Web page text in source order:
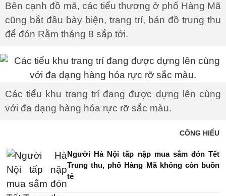
Bên cạnh đồ mã, các tiểu thương ở phố Hàng Mã
cũng bắt đầu bày biện, trang trí, bán đồ trung thu
để đón Rằm tháng 8 sắp tới.
Các tiểu khu trang trí đang được dựng lên cùng
với đa dạng hàng hóa rực rỡ sắc màu.
CÔNG HIẾU
Người Hà Nội tấp nập mua sắm đón Tết
Trung thu, phố Hàng Mã không còn buồn
tẻ